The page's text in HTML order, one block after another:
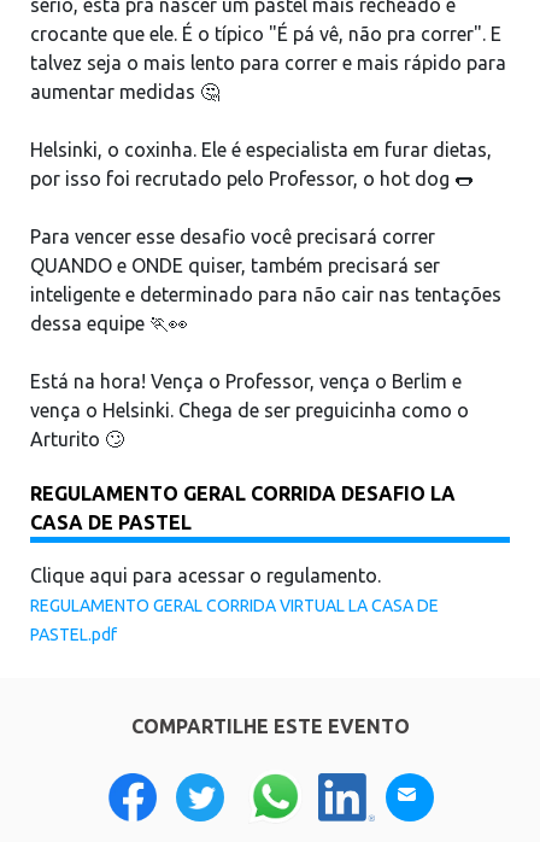
sério, esta pra nascer um pastel mais recheado e
crocante que ele. É o típico "É pá vê, não pra correr". E
talvez seja o mais lento para correr e mais rápido para
aumentar medidas 🤔
Helsinki, o coxinha. Ele é especialista em furar dietas,
por isso foi recrutado pelo Professor, o hot dog 🌭
Para vencer esse desafio você precisará correr
QUANDO e ONDE quiser, também precisará ser
inteligente e determinado para não cair nas tentações
dessa equipe 🏃👀
Está na hora! Vença o Professor, vença o Berlim e
vença o Helsinki. Chega de ser preguicinha como o
Arturito 🙄
REGULAMENTO GERAL CORRIDA DESAFIO LA
CASA DE PASTEL
Clique aqui para acessar o regulamento.
REGULAMENTO GERAL CORRIDA VIRTUAL LA CASA DE
PASTEL.pdf
COMPARTILHE ESTE EVENTO